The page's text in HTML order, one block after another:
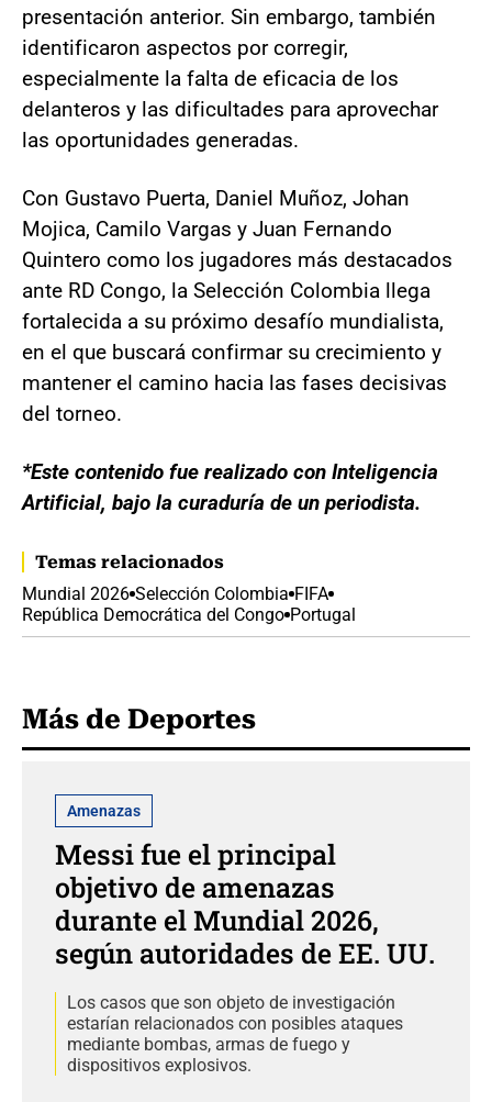
presentación anterior. Sin embargo, también
identificaron aspectos por corregir,
especialmente la falta de eficacia de los
delanteros y las dificultades para aprovechar
las oportunidades generadas.
Con Gustavo Puerta, Daniel Muñoz, Johan
Mojica, Camilo Vargas y Juan Fernando
Quintero como los jugadores más destacados
ante RD Congo, la Selección Colombia llega
fortalecida a su próximo desafío mundialista,
en el que buscará confirmar su crecimiento y
mantener el camino hacia las fases decisivas
del torneo.
*Este contenido fue realizado con Inteligencia
Artificial, bajo la curaduría de un periodista.
Temas relacionados
Mundial 2026 Selección Colombia FIFA
República Democrática del Congo Portugal
Más de Deportes
Amenazas
Messi fue el principal
objetivo de amenazas
durante el Mundial 2026,
según autoridades de EE. UU.
Los casos que son objeto de investigación
estarían relacionados con posibles ataques
mediante bombas, armas de fuego y
dispositivos explosivos.